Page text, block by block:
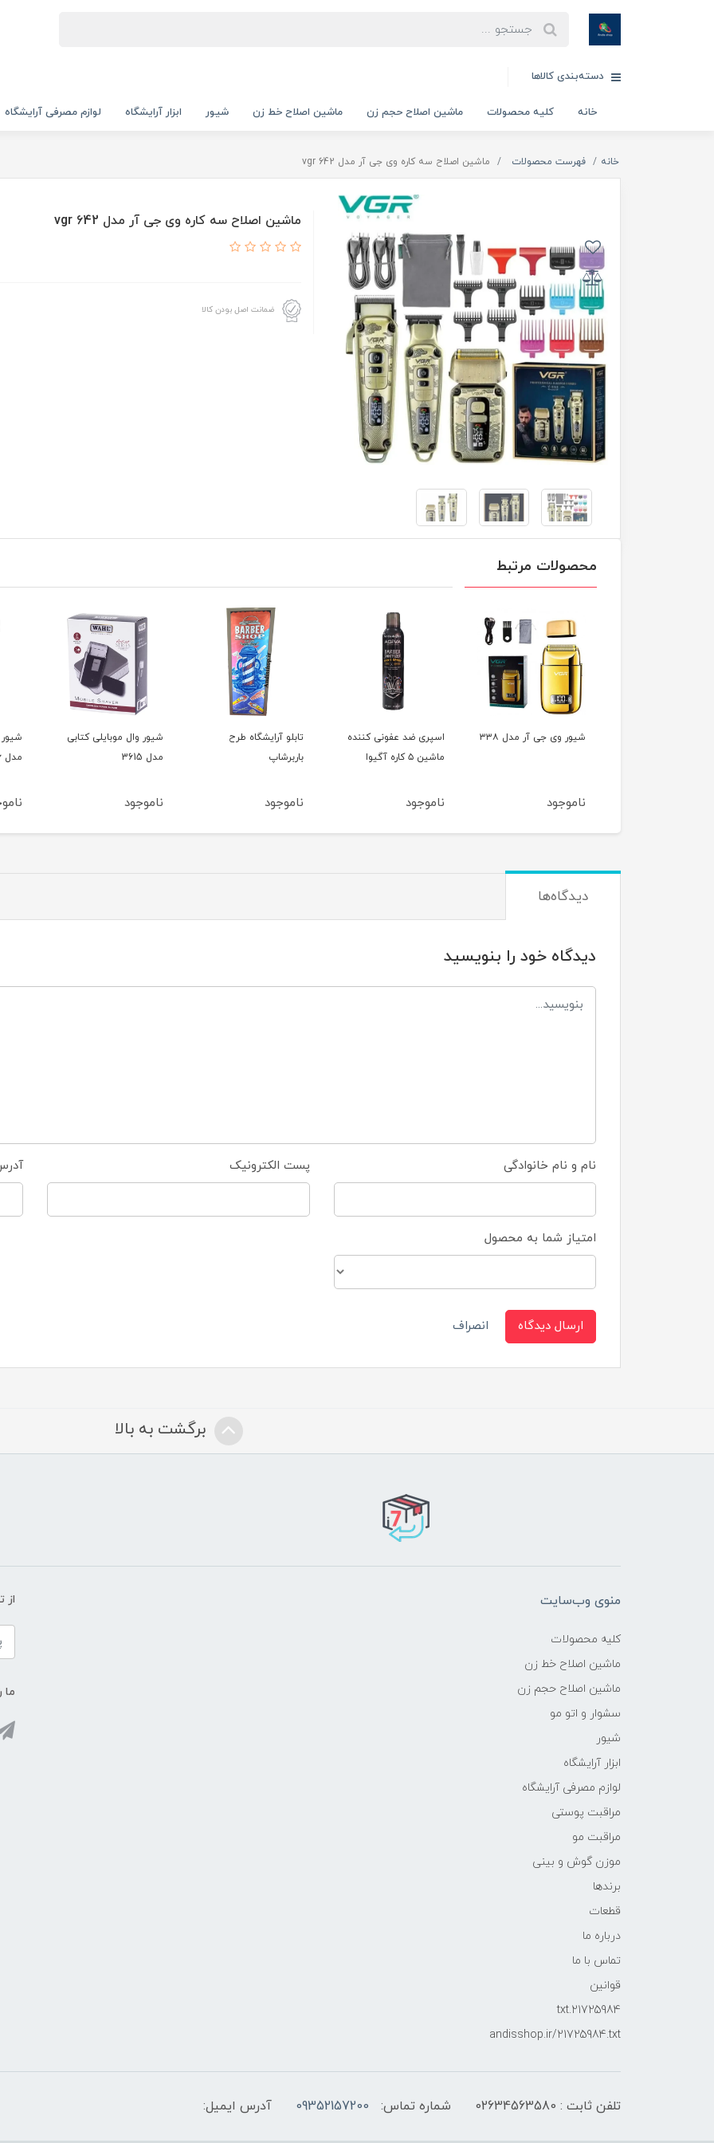
دسته‌بندی کالاها
خانه کلیه محصولات ماشین اصلاح حجم زن ماشین اصلاح خط زن شیور ابزار آرایشگاه لوازم مصرفی آرایشگاه
خانه فهرست محصولات ماشین اصلاح سه کاره وی جی آر مدل vgr 642
ماشین اصلاح سه کاره وی جی آر مدل vgr 642
ضمانت اصل بودن کالا
محصولات مرتبط
اسپری ضد عفونی کننده
ناموجود
تابلو آرایشگاه طرح
باربرشاپ
ناموجود
شیور وال موبایلی کتابی
مدل 3615
ناموجود
شیور سه کاره وی جی آر
مدل vgr 366
ناموجود
362
دیدگاه‌ها
دیدگاه خود را بنویسید
نام و نام خانوادگی پست الکترونیک
امتیاز شما به محصول
ارسال دیدگاه انصراف
برگشت به بالا
منوی وب‌سایت
کلیه محصولات
ماشین اصلاح خط زن
ماشین اصلاح حجم زن
سشوار و اتو مو
شیور
ابزار آرایشگاه
لوازم مصرفی آرایشگاه
مراقبت پوستی
مراقبت مو
موزن گوش و بینی
برندها
قطعات
درباره ما
تماس با ما
قوانین
21725984.txt
andisshop.ir/21725984.txt
از
ما
تلفن ثابت : 02634563580 شماره تماس: 09352157200 آدرس ایمیل: